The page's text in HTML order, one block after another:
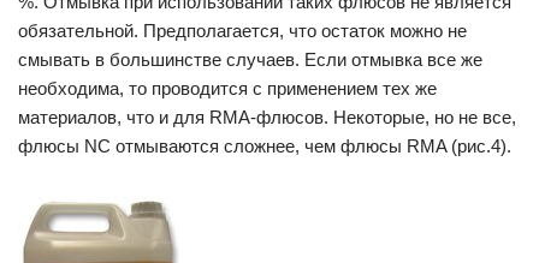
обязательной. Предполагается, что остаток можно не
смывать в большинстве случаев. Если отмывка все же
необходима, то проводится с применением тех же
материалов, что и для RMA-флюсов. Некоторые, но не все,
флюсы NC отмываются сложнее, чем флюсы RMA (рис.4).